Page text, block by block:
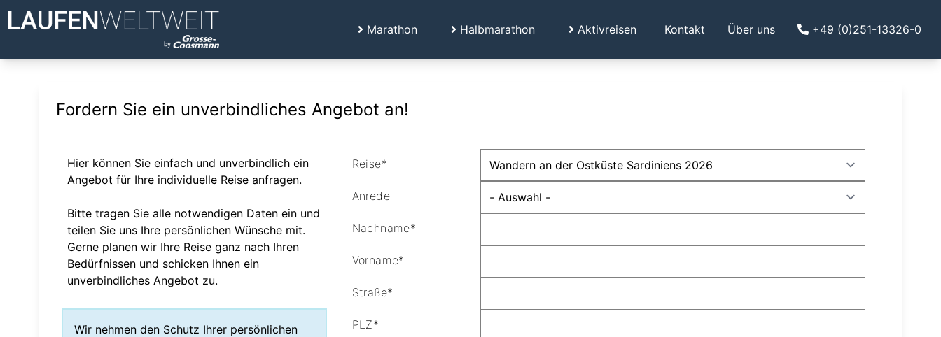
Marathon Halbmarathon Aktivreisen Kontakt Über uns +49 (0)251-13326-0
Fordern Sie ein unverbindliches Angebot an!
Hier können Sie einfach und unverbindlich ein
Angebot für Ihre individuelle Reise anfragen.
Bitte tragen Sie alle notwendigen Daten ein und
teilen Sie uns Ihre persönlichen Wünsche mit.
Gerne planen wir Ihre Reise ganz nach Ihren
Bedürfnissen und schicken Ihnen ein
unverbindliches Angebot zu.
Wir nehmen den Schutz Ihrer persönlichen
Reise*
Anrede
Nachname*
Vorname*
Straße*
PLZ*